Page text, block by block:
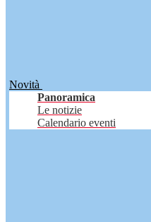
Novità
Panoramica
Le notizie
Calendario eventi